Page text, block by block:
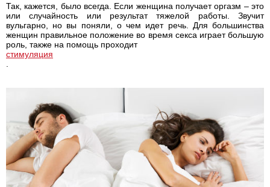
Так, кажется, было всегда. Если женщина получает оргазм – это
или случайность или результат тяжелой работы. Звучит
вульгарно, но вы поняли, о чем идет речь. Для большинства
женщин правильное положение во время секса играет большую
роль, также на помощь проходит
стимуляция